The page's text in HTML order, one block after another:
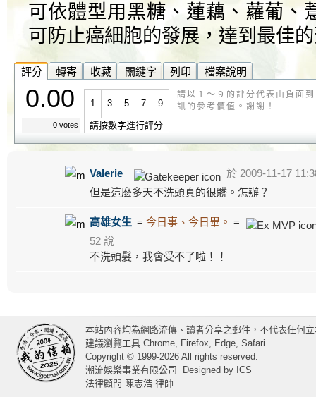
可依體型用黑糖、蓮藕、蘿葡、
可防止癌細胞的發展，達到最佳
評分 轉寄 收藏 關鍵字 列印 檔案說明
0.00
0 votes
1 3 5 7 9
請按數字進行評分
請以１～９的評分代表由負面
訊的參考價值。謝謝！
Valerie
於 2009-11-17
但是這麽多天不洗頭真的很髒。怎辦？
高雄女生 =今日事、今日畢。 =
52 說
不洗頭髮，我會受不了啦！！
本站內容均為網路流傳、讀者分享之郵件，不代表任何
建議瀏覽工具 Chrome, Firefox, Edge, Safari
Copyright © 1999-2026 All rights reserved.
潮流娛樂事業有限公司
Designed by ICS
法律顧問 陳志浩 律師